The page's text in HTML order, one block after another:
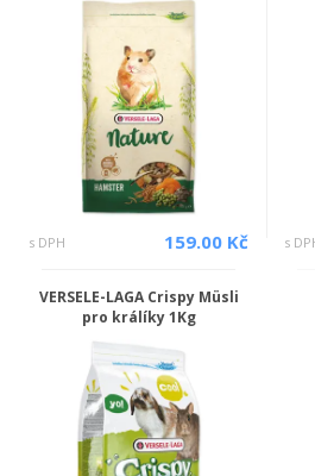
s DPH 159.00 Kč s
VERSELE-LAGA Crispy Müsli
pro králíky 1Kg